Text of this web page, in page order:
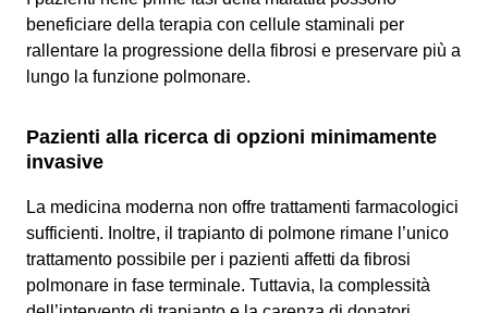
beneficiare della terapia con cellule staminali per
rallentare la progressione della fibrosi e preservare più a
lungo la funzione polmonare.
Pazienti alla ricerca di opzioni minimamente
invasive
La medicina moderna non offre trattamenti farmacologici
sufficienti. Inoltre, il trapianto di polmone rimane l’unico
trattamento possibile per i pazienti affetti da fibrosi
polmonare in fase terminale. Tuttavia, la complessità